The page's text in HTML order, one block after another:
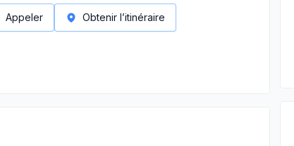
Appeler Obtenir l’itinéraire